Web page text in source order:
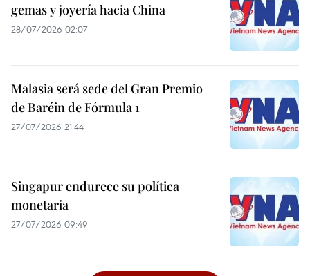
gemas y joyería hacia China
28/07/2026 02:07
Malasia será sede del Gran Premio
de Baréin de Fórmula 1
27/07/2026 21:44
Singapur endurece su política
monetaria
27/07/2026 09:49